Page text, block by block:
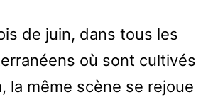
de juin, dans tous les
où sont cultivés
la même scène se rejoue